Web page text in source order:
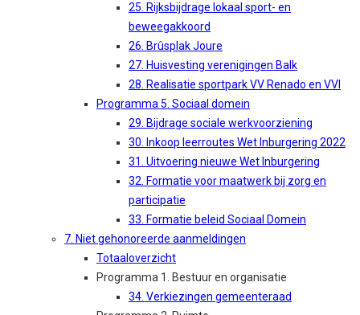
25. Rijksbijdrage lokaal sport- en
beweegakkoord
26. Brûsplak Joure
27. Huisvesting verenigingen Balk
28. Realisatie sportpark VV Renado en VVI
Programma 5. Sociaal domein
29. Bijdrage sociale werkvoorziening
30. Inkoop leerroutes Wet Inburgering 2022
31. Uitvoering nieuwe Wet Inburgering
32. Formatie voor maatwerk bij zorg en
participatie
33. Formatie beleid Sociaal Domein
7. Niet gehonoreerde aanmeldingen
Totaaloverzicht
Programma 1. Bestuur en organisatie
34. Verkiezingen gemeenteraad